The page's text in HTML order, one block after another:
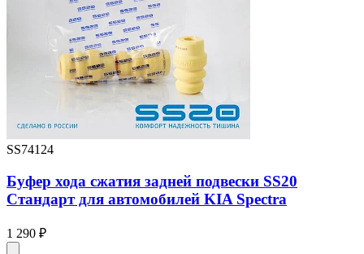
SS74124
Буфер хода сжатия задней подвески SS20
Стандарт для автомобилей KIA Spectra
1 290 ₽